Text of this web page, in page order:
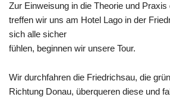
Zur Einweisung in die Theorie und
treffen wir uns am Hotel Lago in der
sich alle sicher
fühlen, beginnen wir unsere Tour.
Wir durchfahren die Friedrichsau, die
Richtung Donau, überqueren diese und